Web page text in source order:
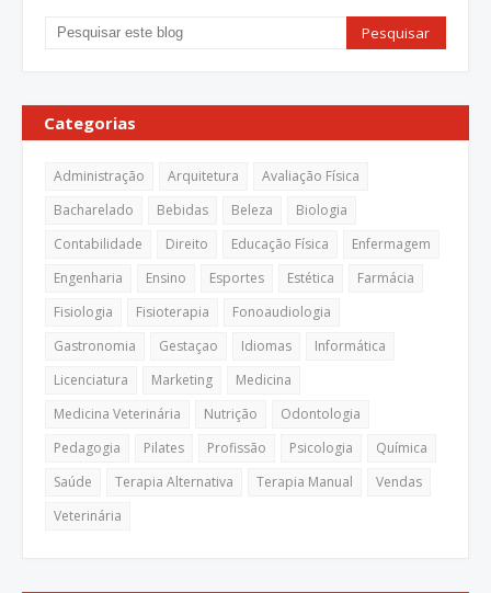
Categorias
Administração Arquitetura
Avaliação Física
Bacharelado
Bebidas Beleza
Biologia
Contabilidade
Direito Educação Física
Enfermagem
Engenharia
Ensino Esportes Estética
Farmácia
Fisiologia
Fisioterapia
Fonoaudiologia
Gastronomia
Gestaçao Idiomas
Informática
Licenciatura
Marketing
Medicina
Medicina Veterinária
Nutrição
Odontologia
Pedagogia
Pilates Profissão Psicologia
Química
Saúde
Terapia Alternativa Terapia Manual
Vendas
Veterinária